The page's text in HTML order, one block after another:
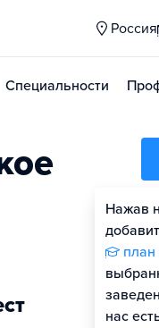
Россия
Специальности
Нажав
план
нас